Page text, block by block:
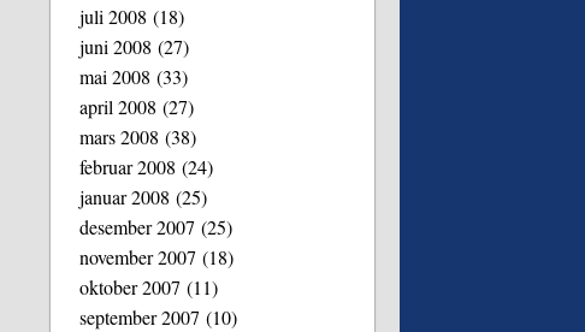
juli 2008 (18)
juni 2008 (27)
mai 2008 (33)
april 2008 (27)
mars 2008 (38)
februar 2008 (24)
januar 2008 (25)
desember 2007 (25)
november 2007 (18)
oktober 2007 (11)
september 2007 (10)